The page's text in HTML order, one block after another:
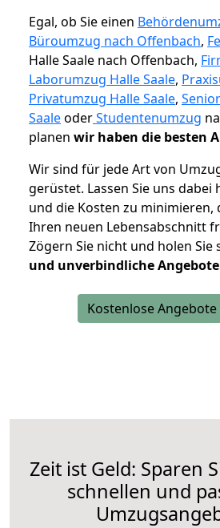
Egal, ob Sie einen
Büroumzug nach Offenbach,
Halle Saale nach Offenbach,
Laborumzug Halle Saale,
Privatumzug Halle Saale,
SaaleoderStudentenumzug
planen wir haben die besten
Wir sind für jede Art von
gerüstet. Lassen Sie uns dabei
und die Kosten zu minimieren,
Ihren neuen Lebensabschnitt
Zögern Sie nicht und holen Sie
und unverbindliche
Kostenlose
Zeit ist Geld: Sparen
schnellen und